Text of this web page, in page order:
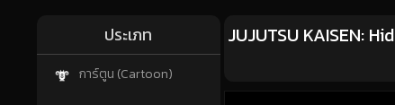
ประเภท
การ์ตูน (Cartoon)
JUJUTSU KAISEN: